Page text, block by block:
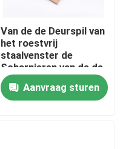
Van de de Deurspil van
het roestvrij
staalvenster de
Scharnieren van de de
Scharnierenvlinder
voor Op zwaar werk
berekende Houten
Aanvraag sturen